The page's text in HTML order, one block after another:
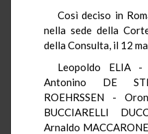
Così deciso in
nella sede della
della Consulta, il 12
Leopoldo ELIA
Antonino DE
ROEHRSSEN -
BUCCIARELLI
Arnaldo